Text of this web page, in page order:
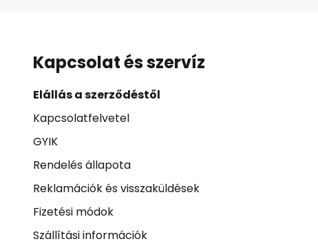
Kapcsolat és szervíz
Elállás a szerződéstől
Kapcsolatfelvetel
GYIK
Rendelés állapota
Reklamációk és visszaküldések
Fizetési módok
Szállítási információk